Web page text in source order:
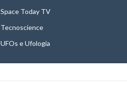
Space Today TV
Tecnoscience
UFOs e Ufologia